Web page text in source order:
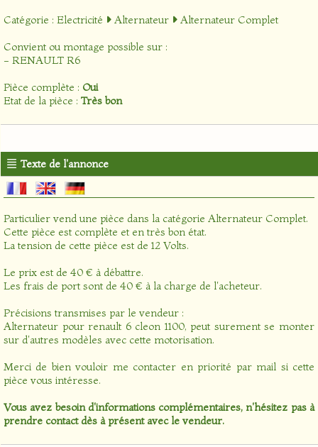
Catégorie : Electricité Alternateur
Alternateur Complet
Convient ou montage possible sur :
- RENAULT R6
Pièce complète : Oui
Etat de la pièce : Très bon
Texte de l'annonce
Particulier vend une pièce dans la catégorie Alternateur Complet.
Cette pièce est complète et en très bon état.
La tension de cette pièce est de 12 Volts.
Le prix est de 40 € à débattre.
Les frais de port sont de 40 € à la charge de l'acheteur.
Précisions transmises par le vendeur :
Alternateur pour renault 6 cleon 1100, peut surement se monter
sur d'autres modèles avec cette motorisation.
Merci de bien vouloir me contacter en priorité par mail si cette
pièce vous intéresse.
Vous avez besoin d'informations complémentaires, n'hésitez pas à
prendre contact dès à présent avec le vendeur.